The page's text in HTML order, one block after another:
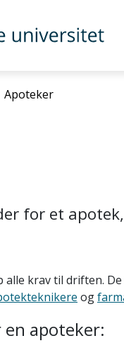
Apoteker
for et
krav til driften.
og
apoteker: